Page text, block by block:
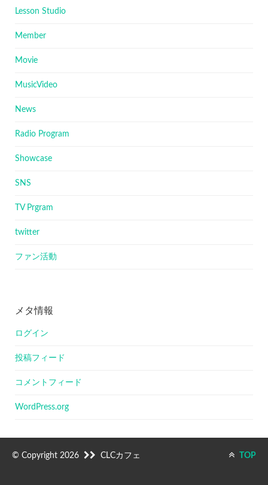
Lesson Studio
Member
Movie
MusicVideo
News
Radio Program
Showcase
SNS
TV Prgram
twitter
ファン活動
メタ情報
ログイン
投稿フィード
コメントフィード
WordPress.org
© Copyright 2026 CLCカフェ TOP